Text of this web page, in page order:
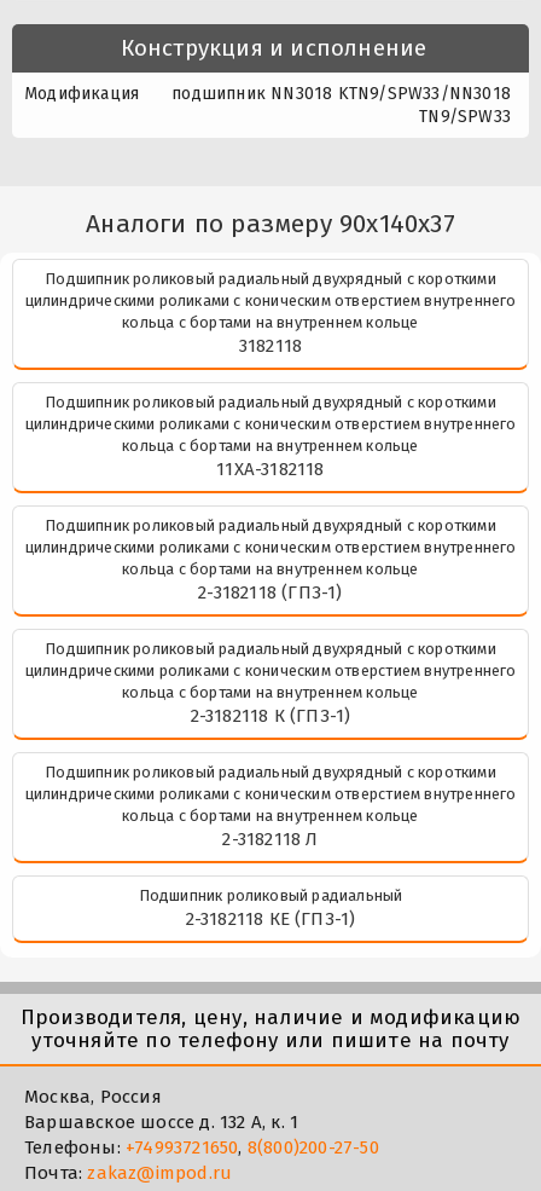
Конструкция и исполнение
Модификация
подшипник NN3018 KTN9/SPW33/NN3018
TN9/SPW33
Аналоги по размеру 90x140x37
Подшипник роликовый радиальный двухрядный с короткими
цилиндрическими роликами с коническим отверстием внутреннего
кольца с бортами на внутреннем кольце
3182118
Подшипник роликовый радиальный двухрядный с короткими
цилиндрическими роликами с коническим отверстием внутреннего
кольца с бортами на внутреннем кольце
11XA-3182118
Подшипник роликовый радиальный двухрядный с короткими
цилиндрическими роликами с коническим отверстием внутреннего
кольца с бортами на внутреннем кольце
2-3182118 (ГПЗ-1)
Подшипник роликовый радиальный двухрядный с короткими
цилиндрическими роликами с коническим отверстием внутреннего
кольца с бортами на внутреннем кольце
2-3182118 К (ГПЗ-1)
Подшипник роликовый радиальный двухрядный с короткими
цилиндрическими роликами с коническим отверстием внутреннего
кольца с бортами на внутреннем кольце
2-3182118 Л
Подшипник роликовый радиальный
2-3182118 КЕ (ГПЗ-1)
Производителя, цену, наличие и модификацию
уточняйте по телефону или пишите на почту
Москва, Россия
Варшавское шоссе д. 132 А, к. 1
Телефоны: +74993721650, 8(800)200-27-50
Почта:zakaz@impod.ru